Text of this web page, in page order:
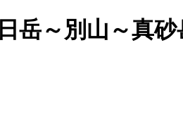
岳～別山～真